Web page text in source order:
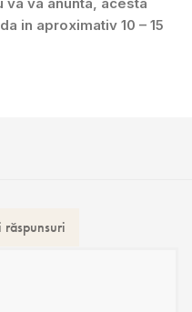
va anunta, acesta
in aproximativ 10 – 15
răspunsuri